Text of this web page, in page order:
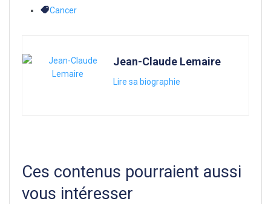
Cancer
Jean-Claude Lemaire
Lire sa biographie
Ces contenus pourraient aussi
vous intéresser